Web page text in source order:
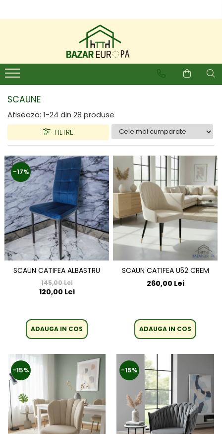
SCAUNE
Afiseaza: 1-24 din 28 produse
FILTRE
-17%
SCAUN CATIFEA ALBASTRU
145,00 Lei
120,00 Lei
ADAUGA IN COS
SCAUN CATIFEA U52 CREM
260,00 Lei
ADAUGA IN COS
-15% -15%